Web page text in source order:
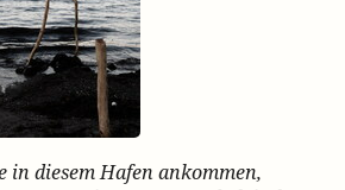
in diesem Hafen ankommen,